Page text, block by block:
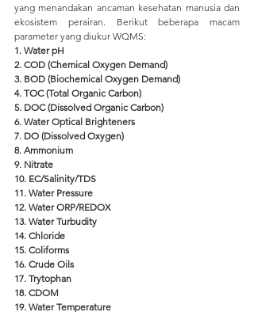
yang menandakan ancaman kesehatan manusia dan
ekosistem perairan. Berikut beberapa macam
parameter yang diukur WQMS:
1. Water pH
2. COD (Chemical Oxygen Demand)
3. BOD (Biochemical Oxygen Demand)
4. TOC (Total Organic Carbon)
5. DOC (Dissolved Organic Carbon)
6. Water Optical Brighteners
7. DO (Dissolved Oxygen)
8. Ammonium
9. Nitrate
10. EC/Salinity/TDS
11. Water Pressure
12. Water ORP/REDOX
13. Water Turbudity
14. Chloride
15. Coliforms
16. Crude Oils
17. Trytophan
18. CDOM
19. Water Temperature